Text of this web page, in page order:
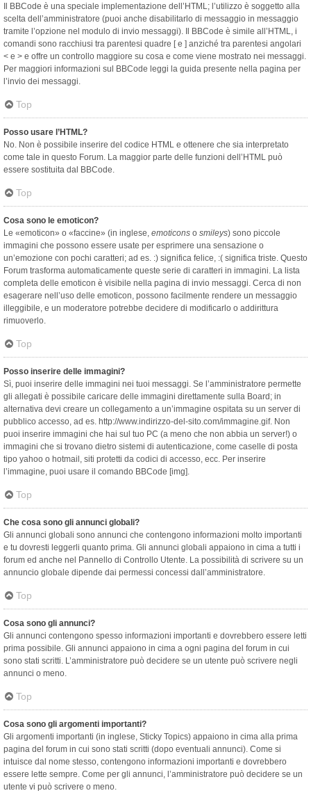
Il BBCode è una speciale implementazione dell’HTML; l’utilizzo è soggetto alla
scelta dell’amministratore (puoi anche disabilitarlo di messaggio in messaggio
tramite l’opzione nel modulo di invio messaggi). Il BBCode è simile all’HTML, i
comandi sono racchiusi tra parentesi quadre [ e ] anziché tra parentesi angolari
< e > e offre un controllo maggiore su cosa e come viene mostrato nei messaggi.
Per maggiori informazioni sul BBCode leggi la guida presente nella pagina per
l’invio dei messaggi.
Top
Posso usare l’HTML?
No. Non è possibile inserire del codice HTML e ottenere che sia interpretato
come tale in questo Forum. La maggior parte delle funzioni dell’HTML può
essere sostituita dal BBCode.
Top
Cosa sono le emoticon?
Le «emoticon» o «faccine» (in inglese, emoticons o smileys) sono piccole
immagini che possono essere usate per esprimere una sensazione o
un’emozione con pochi caratteri; ad es. :) significa felice, :( significa triste. Questo
Forum trasforma automaticamente queste serie di caratteri in immagini. La lista
completa delle emoticon è visibile nella pagina di invio messaggi. Cerca di non
esagerare nell’uso delle emoticon, possono facilmente rendere un messaggio
illeggibile, e un moderatore potrebbe decidere di modificarlo o addirittura
rimuoverlo.
Top
Posso inserire delle immagini?
Sì, puoi inserire delle immagini nei tuoi messaggi. Se l’amministratore permette
gli allegati è possibile caricare delle immagini direttamente sulla Board; in
alternativa devi creare un collegamento a un’immagine ospitata su un server di
pubblico accesso, ad es. http://www.indirizzo-del-sito.com/immagine.gif. Non
puoi inserire immagini che hai sul tuo PC (a meno che non abbia un server!) o
immagini che si trovano dietro sistemi di autenticazione, come caselle di posta
tipo yahoo o hotmail, siti protetti da codici di accesso, ecc. Per inserire
l’immagine, puoi usare il comando BBCode [img].
Top
Che cosa sono gli annunci globali?
Gli annunci globali sono annunci che contengono informazioni molto importanti
e tu dovresti leggerli quanto prima. Gli annunci globali appaiono in cima a tutti i
forum ed anche nel Pannello di Controllo Utente. La possibilità di scrivere su un
annuncio globale dipende dai permessi concessi dall’amministratore.
Top
Cosa sono gli annunci?
Gli annunci contengono spesso informazioni importanti e dovrebbero essere letti
prima possibile. Gli annunci appaiono in cima a ogni pagina del forum in cui
sono stati scritti. L’amministratore può decidere se un utente può scrivere negli
annunci o meno.
Top
Cosa sono gli argomenti importanti?
Gli argomenti importanti (in inglese, Sticky Topics) appaiono in cima alla prima
pagina del forum in cui sono stati scritti (dopo eventuali annunci). Come si
intuisce dal nome stesso, contengono informazioni importanti e dovrebbero
essere lette sempre. Come per gli annunci, l’amministratore può decidere se un
utente vi può scrivere o meno.